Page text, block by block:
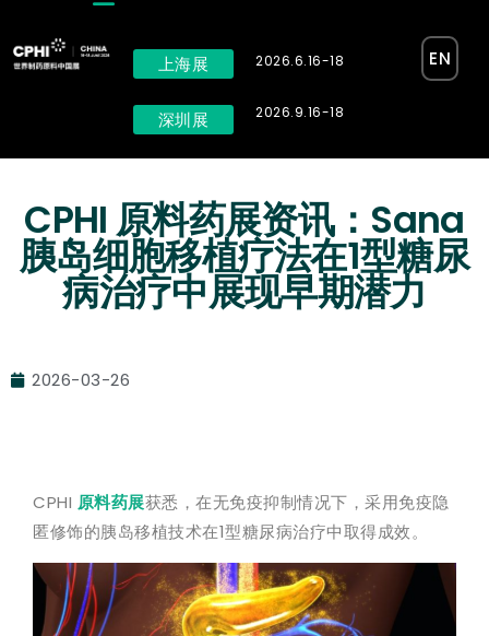
上海展
深圳展
2026.6.16-18
2026.9.16-18
EN
CPHI 原料药展资讯：Sana
胰岛细胞移植疗法在1型糖尿
病治疗中展现早期潜力
2026-03-26
CPHI 原料药展获悉，在无免疫抑制情况下，采用免疫隐
匿修饰的胰岛移植技术在1型糖尿病治疗中取得成效。